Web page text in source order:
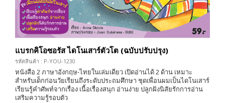
แบรกคิโอซอรัส ไดโนเสาร์ตัวโต (ฉบับปรับปรุง)
รหัสสินค้า : P-YOU-1230
หนังสือ 2 ภาษาอังกฤษ-ไทยในเล่มเดียว เปิดอ่านได้ 2 ด้าน เหมาะ
สำหรับเด็กก่อนวัยเรียนถึงระดับประถมศึกษา ชุดเพื่อนผมเป็นไดโนเสาร์
เรียนรู้คำศัพท์จากเรื่อง เนื้อเรื่องสนุก อ่านง่าย ปลูกฝังนิสัยรักการอ่าน
เสริมความรู้รอบตัว